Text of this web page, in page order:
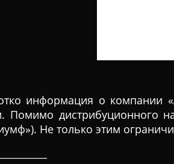
информация о компании
Помимо дистрибуционного
Не только этим